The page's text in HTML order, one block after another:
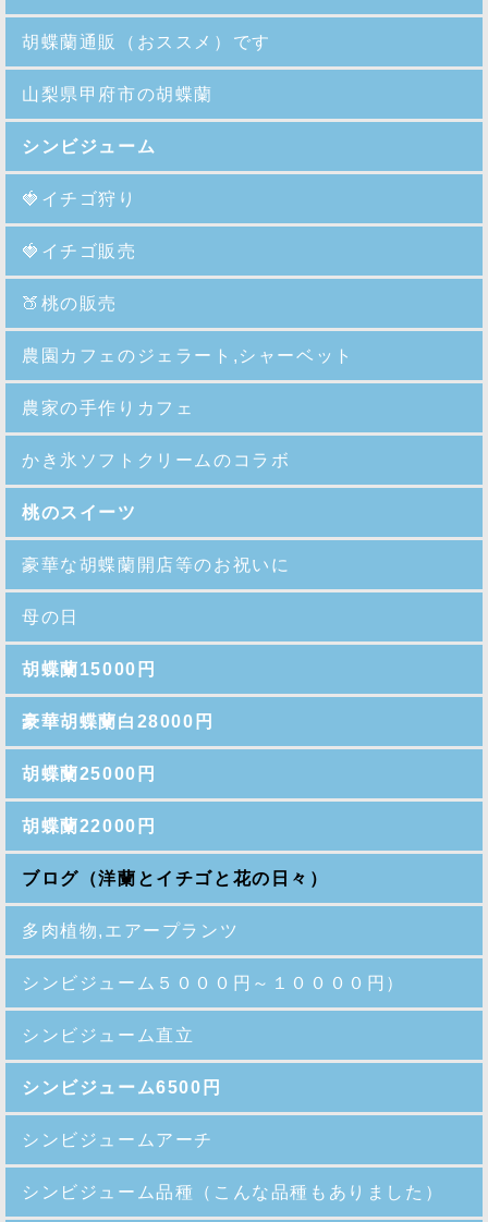
胡蝶蘭通販（おススメ）です
山梨県甲府市の胡蝶蘭
シンビジューム
🍓イチゴ狩り
🍓イチゴ販売
🍑 桃の販売
農園カフェのジェラート,シャーベット
農家の手作りカフェ
かき氷ソフトクリームのコラボ
桃のスイーツ
豪華な胡蝶蘭開店等のお祝いに
母の日
胡蝶蘭15000円
豪華胡蝶蘭白28000円
胡蝶蘭25000円
胡蝶蘭22000円
ブログ（洋蘭とイチゴと花の日々）
多肉植物,エアープランツ
シンビジューム５０００円～１００００円）
シンビジューム直立
シンビジューム6500円
シンビジュームアーチ
シンビジューム品種 （こんな品種もありました）